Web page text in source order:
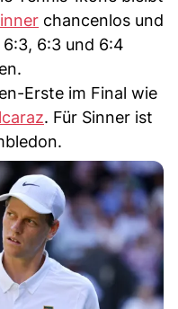
chancenlos und
6:3 und 6:4
Erste im Final wie
. Für Sinner ist